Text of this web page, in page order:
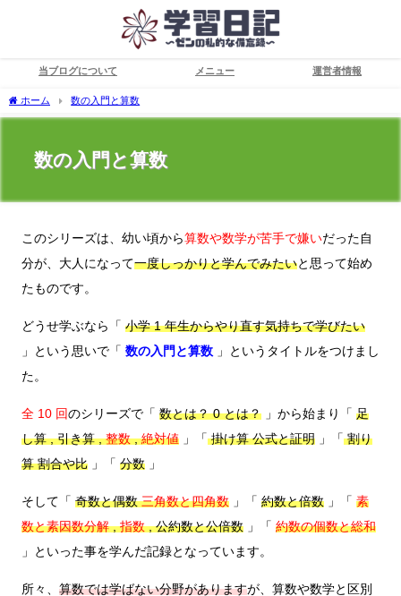
当ブログについて メニュー 運営者情報
ホーム 数の入門と算数
数の入門と算数
このシリーズは、幼い頃から算数や数学が苦手で嫌いだった自
分が、大人になって一度しっかりと学んでみたいと思って始め
たものです。
どうせ学ぶなら「 小学 1 年生からやり直す気持ちで学びたい
」という思いで「 数の入門と算数 」というタイトルをつけまし
た。
全 10 回 のシリーズで「 数とは？ 0 とは？ 」から始まり「 足
し算 , 引き算 ,整数,絶対値 」「 掛け算 公式と証明 」「 割り
算 割合や比 」「 分数 」
そして「 奇数と偶数三角数と四角数 」「 約数と倍数 」「 素
数と素因数分解,指数, 公約数と公倍数 」「 約数の個数と総和
」といった事を学んだ記録となっています。
所々、 算数では学ばない分野がありますが、算数や数学と区別